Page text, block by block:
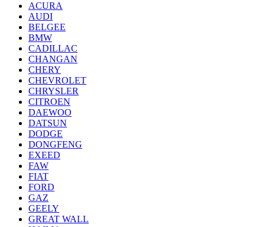
ACURA
AUDI
BELGEE
BMW
CADILLAC
CHANGAN
CHERY
CHEVROLET
CHRYSLER
CITROEN
DAEWOO
DATSUN
DODGE
DONGFENG
EXEED
FAW
FIAT
FORD
GAZ
GEELY
GREAT WALL